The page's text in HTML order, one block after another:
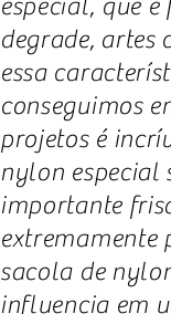
especial, que
degrade, artes
essa
conseguimos
projetos é
nylon especial
importante
extremamente
sacola de
influencia em